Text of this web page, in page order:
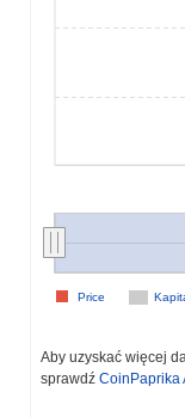
Price
Aby uzyskać więcej
sprawdź CoinPaprika